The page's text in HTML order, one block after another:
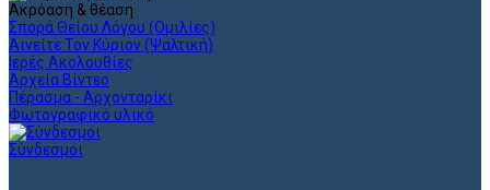
Ακρόαση & θέαση
Σπορά Θείου Λόγου (Ομιλίες)
Αινείτε Τον Κύριον (Ψαλτική)
Ιερές Ακολουθίες
Αρχεία Βίντεο
Πέρασμα - Αρχονταρίκι
Φωτογραφικό υλικό
Σύνδεσμοι